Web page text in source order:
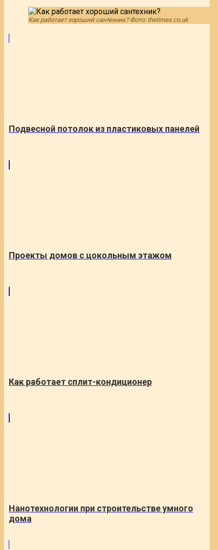
Как работает хороший сантехник? Фото: thetimes.co.uk
Подвесной потолок из пластиковых панелей
Проекты домов с цокольным этажом
Как работает сплит-кондиционер
Нанотехнологии при строительстве умного
дома